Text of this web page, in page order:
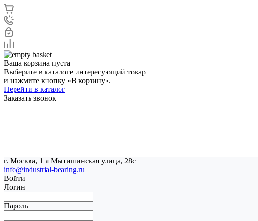
Ваша корзина пуста
Выберите в каталоге интересующий товар
и нажмите кнопку «В корзину».
Перейти в каталог
Заказать звонок
г. Москва, 1-я Мытищинская улица, 28с
info@industrial-bearing.ru
Войти
Логин
Пароль